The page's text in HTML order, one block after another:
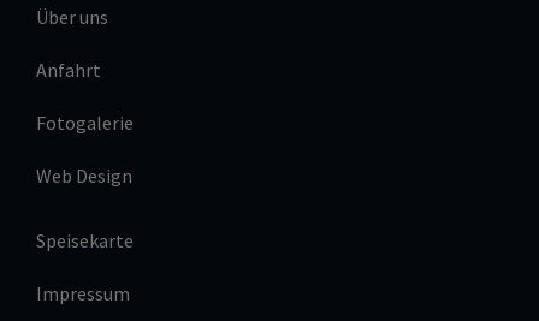
Über uns
Anfahrt
Fotogalerie
Web Design
Speisekarte
Impressum